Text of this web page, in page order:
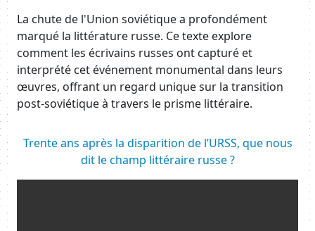
Body
La chute de l'Union soviétique a profondément
marqué la littérature russe. Ce texte explore
comment les écrivains russes ont capturé et
interprété cet événement monumental dans leurs
œuvres, offrant un regard unique sur la transition
post-soviétique à travers le prisme littéraire.
Body
Trente ans après la disparition de l’URSS, que nous
dit le champ littéraire russe ?